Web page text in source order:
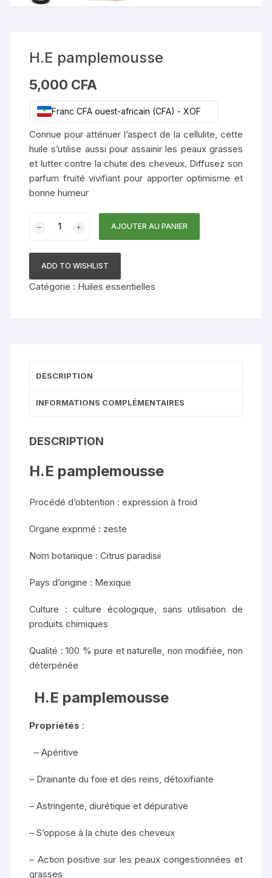
H.E pamplemousse
5,000 CFA
Franc CFA ouest-africain (CFA) - XOF
Connue pour atténuer l’aspect de la cellulite, cette
huile s’utilise aussi pour assainir les peaux grasses
et lutter contre la chute des cheveux. Diffusez son
parfum fruité vivifiant pour apporter optimisme et
bonne humeur
pamplemousse
AJOUTER AU PANIER
ADD TO WISHLIST
Catégorie : Huiles essentielles
DESCRIPTION
INFORMATIONS COMPLÉMENTAIRES
DESCRIPTION
H.E pamplemousse
Procédé d’obtention : expression à froid
Organe exprimé : zeste
Nom botanique : Citrus paradisii
Pays d’origine : Mexique
Culture : culture écologique, sans utilisation de
produits chimiques
Qualité : 100 % pure et naturelle, non modifiée, non
déterpénée
H.E pamplemousse
Propriétés :
– Apéritive
– Drainante du foie et des reins, détoxifiante
– Astringente, diurétique et dépurative
– S’oppose à la chute des cheveux
– Action positive sur les peaux congestionnées et
grasses